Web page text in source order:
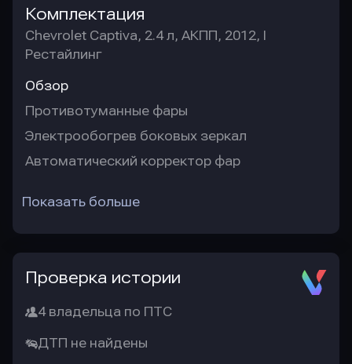
Комплектация
Chevrolet Captiva, 2.4 л, АКПП, 2012, I
Рестайлинг
Обзор
Противотуманные фары
Электрообогрев боковых зеркал
Автоматический корректор фар
Показать больше
Проверка истории
4 владельца по ПТС
ДТП не найдены